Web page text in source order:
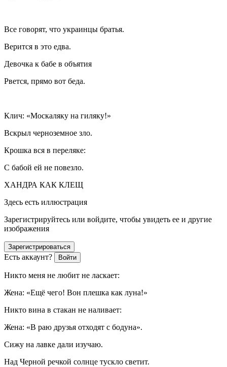
Все говорят, что украинцы братья.
Верится в это едва.
Девочка к бабе в объятия
Рвется, прямо вот беда.
Клич: «Москаляку на гиляку!»
Вскрыл черноземное зло.
Крошка вся в переляке:
С бабой ей не повезло.
ХАНДРА КАК КЛЕЩ
Здесь есть иллюстрация
Зарегистрируйтесь или войдите, чтобы увидеть ее и другие
изображения
Зарегистрироваться
Есть аккаунт? Войти
Никто меня не любит не ласкает:
Жена: «Ещё чего! Вон плешка как луна!»
Никто вина в стакан не наливает:
Жена: «В раю друзья отходят с бодуна».
Сижу на лавке дали изучаю.
Над Черной речкой солнце тускло светит.